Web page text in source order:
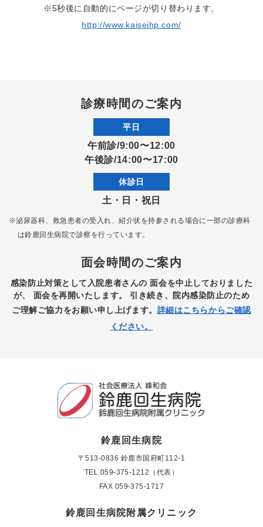
※5秒後に自動的にページが切り替わります。
http://www.kaiseihp.com/
診療時間のご案内
平日
午前診/9:00〜12:00
午後診/14:00〜17:00
休診日
土・日・祝日
※泌尿器科、救急患者の受入れ、紹介状を持参される場合に一部の診療科
は鈴鹿回生病院で診察を行っています。
面会時間のご案内
感染防止対策として入院患者さんの面会を中止しておりました
が、 面会を再開いたします。 引き続き、院内感染防止のため
ご理解ご協力をお願い申し上げます。 詳細はこちらからご確認
ください。
鈴鹿回生病院
〒513-0836 鈴鹿市国府町112-1
TEL 059-375-1212（代表）
FAX 059-375-1717
鈴鹿回生病院附属クリニック